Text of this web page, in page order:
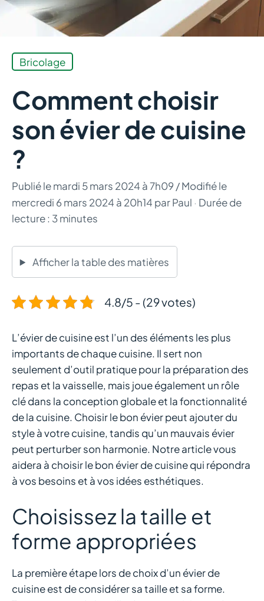
Bricolage
Comment choisir
son évier de cuisine
?
Publié lemardi 5 mars 2024 à 7h09 / Modifié le
mercredi 6 mars 2024 à 20h14 parPaul · Durée de
lecture : 3 minutes
Afficher la table des matières
4.8/5 - (29 votes)
L’évier de cuisine est l’un des éléments les plus
importants de chaque cuisine. Il sert non
seulement d’outil pratique pour la préparation des
repas et la vaisselle, mais joue également un rôle
clé dans la conception globale et la fonctionnalité
de la cuisine. Choisir le bon évier peut ajouter du
style à votre cuisine, tandis qu’un mauvais évier
peut perturber son harmonie. Notre article vous
aidera à choisir le bon évier de cuisine qui répondra
à vos besoins et à vos idées esthétiques.
Choisissez la taille et
forme appropriées
La première étape lors de choix d’un évier de
cuisine est de considérer sa taille et sa forme.